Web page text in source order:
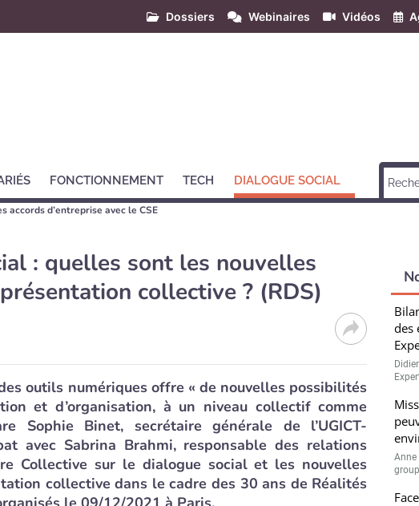
Dossiers Webinaires Vidéos
FONCTIONNEMENT TECH DIALOGUE SOCIAL
accords d’entreprise avec le CSE
: quelles sont les nouvelles
collective ? (RDS)
outils numériques offre « de nouvelles possibilités
et d’organisation, à un niveau collectif comme
Sophie Binet, secrétaire générale de l’UGICT-
avec Sabrina Brahmi, responsable des relations
Collective sur le dialogue social et les nouvelles
collective dans le cadre des 30 ans de Réalités
des
Anne